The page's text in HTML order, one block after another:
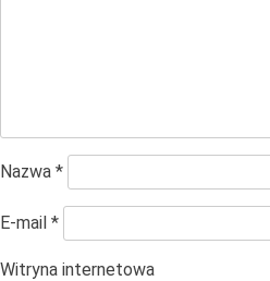
Nazwa *
E-mail *
Witryna internetowa